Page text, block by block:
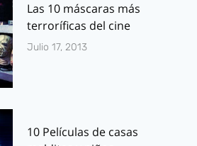
Las 10 máscaras más
terroríficas del cine
Julio 17, 2013
10 Películas de casas